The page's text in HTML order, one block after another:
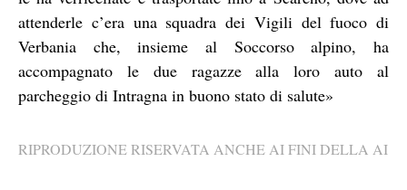
attenderle c’era una squadra dei Vigili del fuoco di
Verbania che, insieme al Soccorso alpino, ha
accompagnato le due ragazze alla loro auto al
parcheggio di Intragna in buono stato di salute»
RIPRODUZIONE RISERVATA ANCHE AI FINI DELLA AI